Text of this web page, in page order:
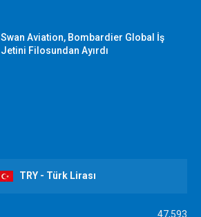
Swan Aviation, Bombardier Global İş
Jetini Filosundan Ayırdı
TRY - Türk Lirası
47,593